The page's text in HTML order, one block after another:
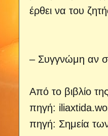
έρθει να του
– Συγγνώμη αν
Από το βιβλίο
πηγή:
πηγή: Σημεία